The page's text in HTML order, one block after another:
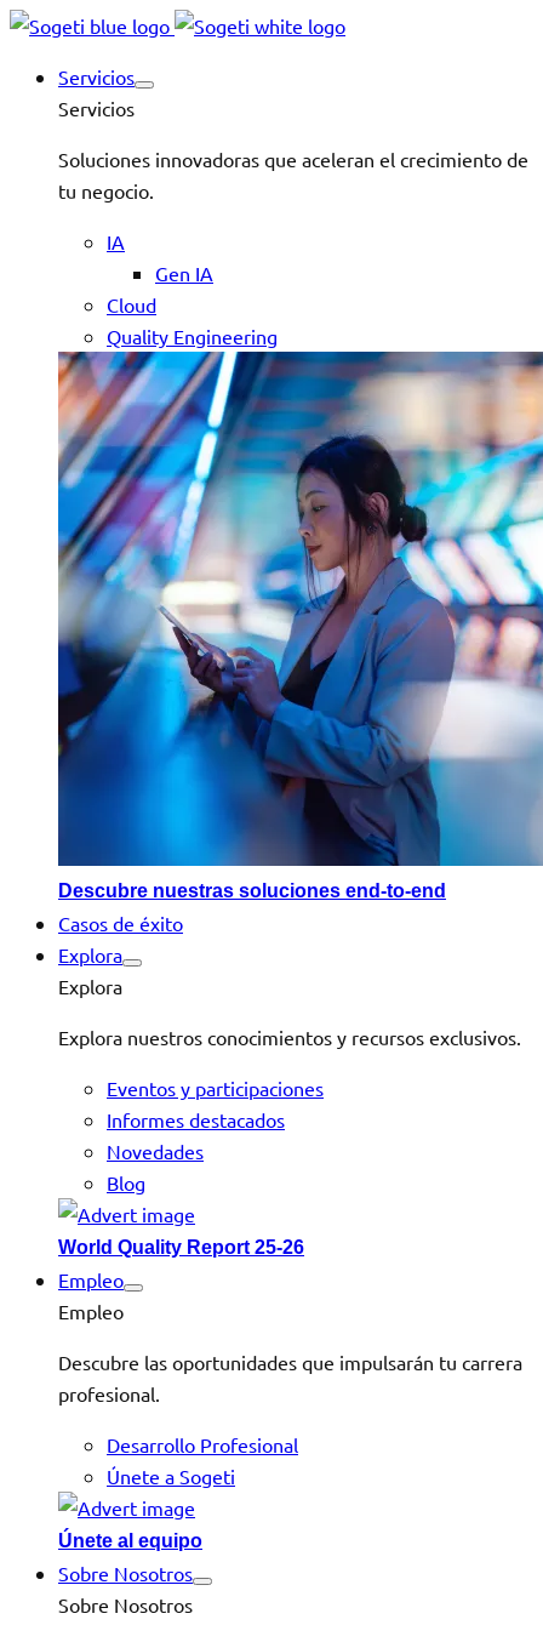
Servicios
Servicios
Soluciones innovadoras que aceleran el crecimiento de
tu negocio.
IA
Gen IA
Cloud
Quality Engineering
Descubre nuestras soluciones end-to-end
Casos de éxito
Explora
Explora
Explora nuestros conocimientos y recursos exclusivos.
Eventos y participaciones
Informes destacados
Novedades
Blog
World Quality Report 25-26
Empleo
Empleo
Descubre las oportunidades que impulsarán tu carrera
profesional.
Desarrollo Profesional
Únete a Sogeti
Únete al equipo
Sobre Nosotros
Sobre Nosotros